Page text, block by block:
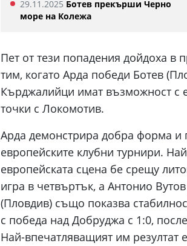
29.11.2025 Ботев прекърши Черно
море на Колежа
Пет от тези попадения дойдоха
тим, когато Арда победи Ботев
Кърджалийци имат възможност с
точки с Локомотив.
Арда демонстрира добра форма и
европейските клубни турнири.
европейската сцена бе срещу
игра в четвъртък, а Антонио
(Пловдив) също показва
с победа над Добруджа с 1:0,
Най-впечатляващият им